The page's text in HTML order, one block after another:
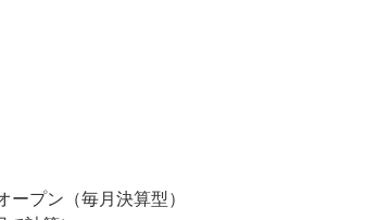
ープン（毎月決算型）